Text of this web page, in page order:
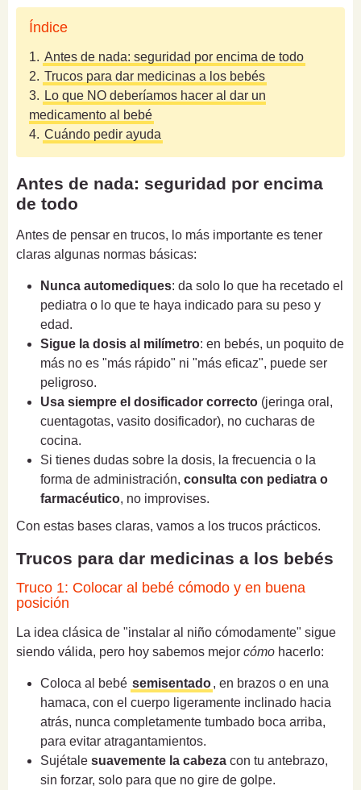
Índice
1. Antes de nada: seguridad por encima de todo
2. Trucos para dar medicinas a los bebés
3. Lo que NO deberíamos hacer al dar un
medicamento al bebé
4. Cuándo pedir ayuda
Antes de nada: seguridad por encima
de todo
Antes de pensar en trucos, lo más importante es tener
claras algunas normas básicas:
Nunca automediques: da solo lo que ha recetado el
pediatra o lo que te haya indicado para su peso y
edad.
Sigue la dosis al milímetro: en bebés, un poquito de
más no es "más rápido" ni "más eficaz", puede ser
peligroso.
Usa siempre el dosificador correcto (jeringa oral,
cuentagotas, vasito dosificador), no cucharas de
cocina.
Si tienes dudas sobre la dosis, la frecuencia o la
forma de administración, consulta con pediatra o
farmacéutico, no improvises.
Con estas bases claras, vamos a los trucos prácticos.
Trucos para dar medicinas a los bebés
Truco 1: Colocar al bebé cómodo y en buena
posición
La idea clásica de "instalar al niño cómodamente" sigue
siendo válida, pero hoy sabemos mejor cómo hacerlo:
Coloca al bebé semisentado, en brazos o en una
hamaca, con el cuerpo ligeramente inclinado hacia
atrás, nunca completamente tumbado boca arriba,
para evitar atragantamientos.
Sujétale suavemente la cabeza con tu antebrazo,
sin forzar, solo para que no gire de golpe.